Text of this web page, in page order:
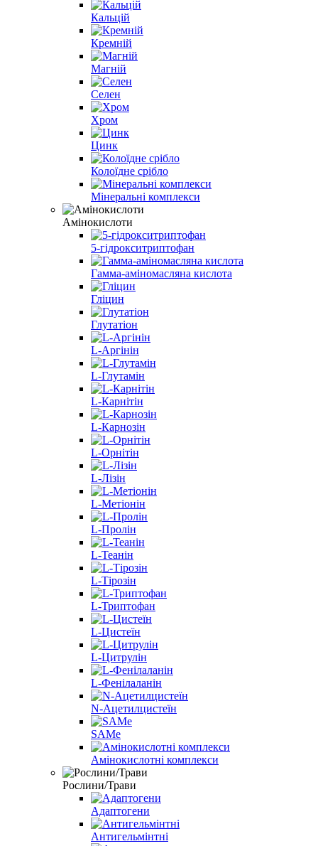
Кальцій
Кремній
Магній
Селен
Хром
Цинк
Колоїдне срібло
Мінеральні комплекси
Амінокислоти
5-гідрокситриптофан
Гамма-аміномасляна кислота
Гліцин
Глутатіон
L-Аргінін
L-Глутамін
L-Карнітін
L-Карнозін
L-Орнітін
L-Лізін
L-Метіонін
L-Пролін
L-Теанін
L-Тірозін
L-Триптофан
L-Цистеїн
L-Цитрулін
L-Фенілаланін
N-Ацетилцистеїн
SAMe
Амінокислотні комплекси
Рослини/Трави
Адаптогени
Антигельмінтні